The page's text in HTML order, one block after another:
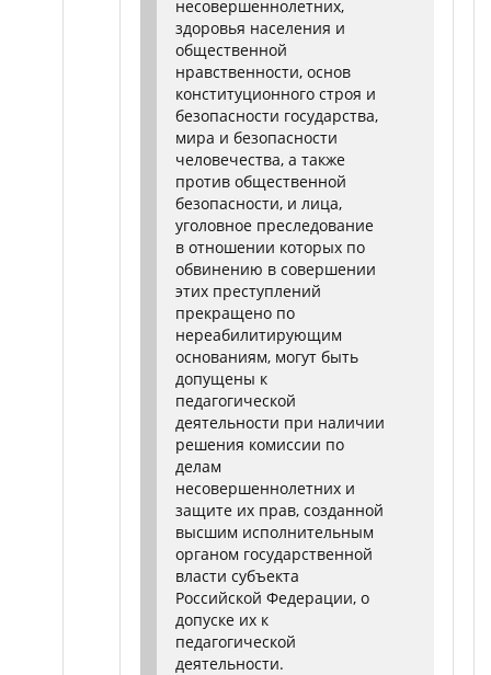
несовершеннолетних,
здоровья населения и
общественной
нравственности, основ
конституционного строя и
безопасности государства,
мира и безопасности
человечества, а также
против общественной
безопасности, и лица,
уголовное преследование
в отношении которых по
обвинению в совершении
этих преступлений
прекращено по
нереабилитирующим
основаниям, могут быть
допущены к
педагогической
деятельности при наличии
решения комиссии по
делам
несовершеннолетних и
защите их прав, созданной
высшим исполнительным
органом государственной
власти субъекта
Российской Федерации, о
допуске их к
педагогической
деятельности.